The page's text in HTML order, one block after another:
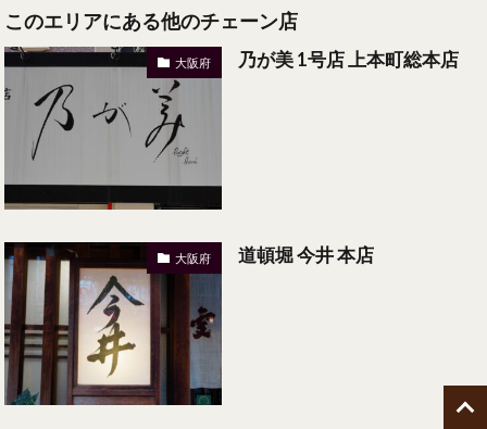
このエリアにある他のチェーン店
大阪府 乃が美 1号店 上本町総本店
大阪府 道頓堀 今井 本店